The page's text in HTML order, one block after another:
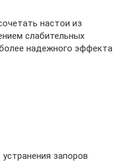
настои из
слабительных
надежного эффекта
запоров